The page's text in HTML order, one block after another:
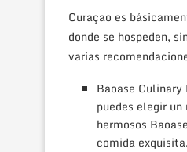
Curaçao es
donde se hospeden,
varias
Baoase
puedes elegir
hermosos
comida